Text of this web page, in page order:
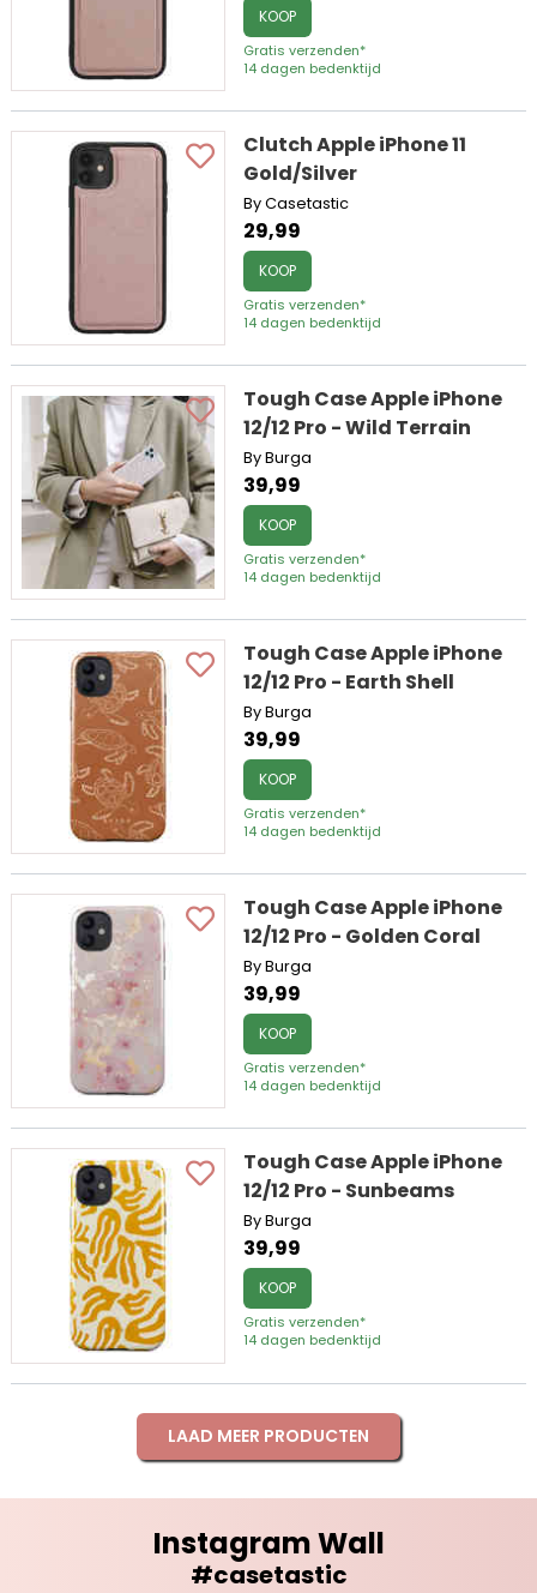
KOOP
Gratis verzenden*
14 dagen bedenktijd
Clutch Apple iPhone 11
Gold/Silver
By Casetastic
29,99
KOOP
Gratis verzenden*
14 dagen bedenktijd
Tough Case Apple iPhone
12/12 Pro - Wild Terrain
By Burga
39,99
KOOP
Gratis verzenden*
14 dagen bedenktijd
Tough Case Apple iPhone
12/12 Pro - Earth Shell
By Burga
39,99
KOOP
Gratis verzenden*
14 dagen bedenktijd
Tough Case Apple iPhone
12/12 Pro - Golden Coral
By Burga
39,99
KOOP
Gratis verzenden*
14 dagen bedenktijd
Tough Case Apple iPhone
12/12 Pro - Sunbeams
By Burga
39,99
KOOP
Gratis verzenden*
14 dagen bedenktijd
LAAD MEER PRODUCTEN
Instagram Wall
#casetastic